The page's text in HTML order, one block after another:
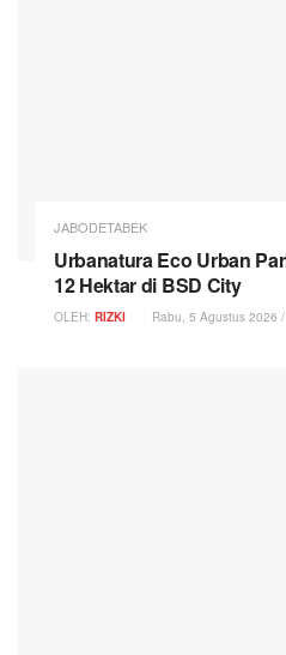
JABODETABEK
Urbanatura Eco Urban
12 Hektar di BSD City
OLEH: RIZKI Rabu, 5 Agustus 2026